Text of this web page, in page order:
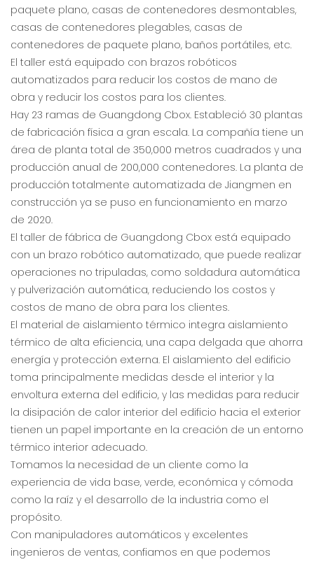
paquete plano, casas de contenedores desmontables,
casas de contenedores plegables, casas de
contenedores de paquete plano, baños portátiles, etc.
El taller está equipado con brazos robóticos
automatizados para reducir los costos de mano de
obra y reducir los costos para los clientes.
Hay 23 ramas de Guangdong Cbox. Estableció 30 plantas
de fabricación física a gran escala. La compañía tiene un
área de planta total de 350,000 metros cuadrados y una
producción anual de 200,000 contenedores. La planta de
producción totalmente automatizada de Jiangmen en
construcción ya se puso en funcionamiento en marzo
de 2020.
El taller de fábrica de Guangdong Cbox está equipado
con un brazo robótico automatizado, que puede realizar
operaciones no tripuladas, como soldadura automática
y pulverización automática, reduciendo los costos y
costos de mano de obra para los clientes.
El material de aislamiento térmico integra aislamiento
térmico de alta eficiencia, una capa delgada que ahorra
energía y protección externa. El aislamiento del edificio
toma principalmente medidas desde el interior y la
envoltura externa del edificio, y las medidas para reducir
la disipación de calor interior del edificio hacia el exterior
tienen un papel importante en la creación de un entorno
térmico interior adecuado.
Tomamos la necesidad de un cliente como la
experiencia de vida base, verde, económica y cómoda
como la raíz y el desarrollo de la industria como el
propósito.
Con manipuladores automáticos y excelentes
ingenieros de ventas, confiamos en que podemos